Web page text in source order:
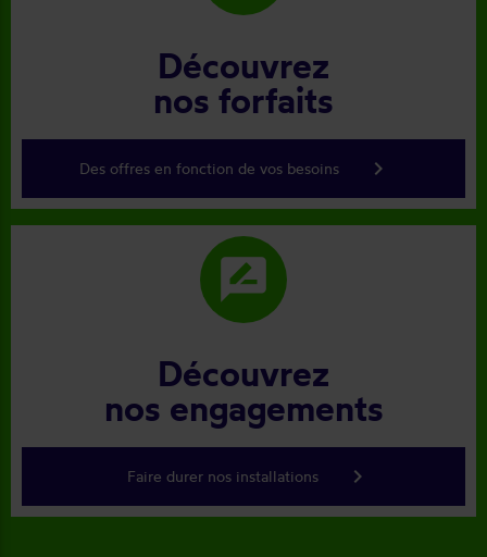
Découvrez
nos forfaits
Des offres en fonction de vos besoins keyboard_arrow_right
rate_review
Découvrez
nos engagements
Faire durer nos installations keyboard_arrow_right